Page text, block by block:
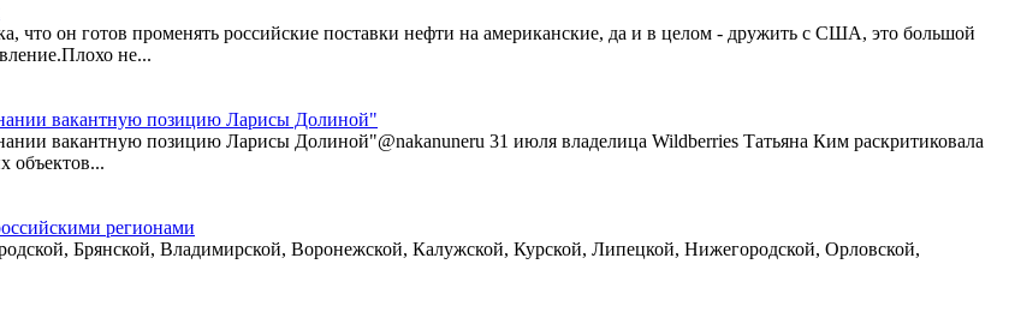
что он готов променять российские поставки нефти на американские, да и в целом - дружить с США, это большой
не...
вакантную позицию Ларисы Долиной"
вакантную позицию Ларисы Долиной"@nakanuneru 31 июля владелица Wildberries Татьяна Ким раскритиковала
объектов...
регионами
Брянской, Владимирской, Воронежской, Калужской, Курской, Липецкой, Нижегородской, Орловской,